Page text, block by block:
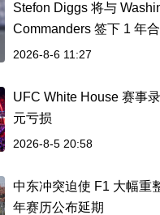
Stefon Diggs 将与
Commanders 签下 1 年
2026-8-6 11:27
UFC White House 赛事
元亏损
2026-8-5 20:58
中东冲突迫使 F1 大幅重
年赛历公布延期